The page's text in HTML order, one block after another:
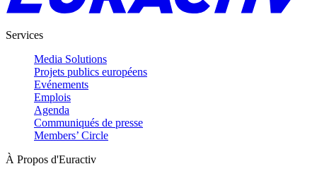
Services
Media Solutions
Projets publics européens
Evénements
Emplois
Agenda
Communiqués de presse
Members’ Circle
À Propos d'Euractiv